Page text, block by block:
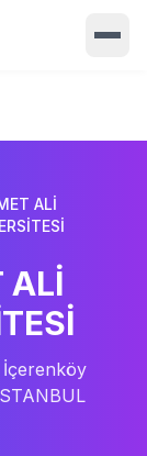
ALİ
ALİ
İçerenköy